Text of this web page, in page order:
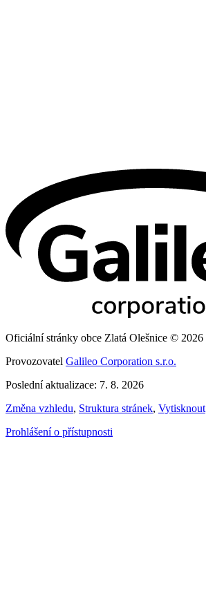
Oficiální stránky obce Zlatá Olešnice © 2026
Provozovatel Galileo Corporation s.r.o.
Poslední aktualizace: 7. 8. 2026
Změna vzhledu, Struktura stránek, Vytisknout
Prohlášení o přístupnosti